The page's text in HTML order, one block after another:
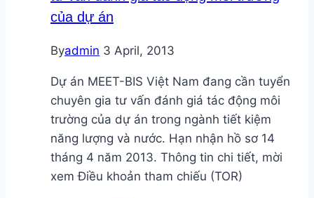
của dự án
Byadmin 3 April, 2013
Dự án MEET-BIS Việt Nam đang cần tuyển
chuyên gia tư vấn đánh giá tác động môi
trường của dự án trong ngành tiết kiệm
năng lượng và nước. Hạn nhận hồ sơ 14
tháng 4 năm 2013. Thông tin chi tiết, mời
xem Điều khoản tham chiếu (TOR)